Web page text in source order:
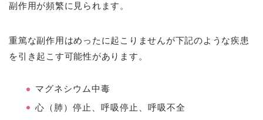
副作用が頻繁に見られます。
重篤な副作用はめったに起こりませんが下記のような疾患
を引き起こす可能性があります。
マグネシウム中毒
心（肺）停止、呼吸停止、呼吸不全